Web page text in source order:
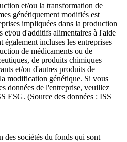
et/ou la transformation de
génétiquement modifiés est
impliquées dans la production
et/ou d'additifs alimentaires à l'aide
également incluses les entreprises
de médicaments ou de
de produits chimiques
et/ou d'autres produits de
modification génétique. Si vous
données de l'entreprise, veuillez
ESG. (Source des données : ISS
des sociétés du fonds qui sont